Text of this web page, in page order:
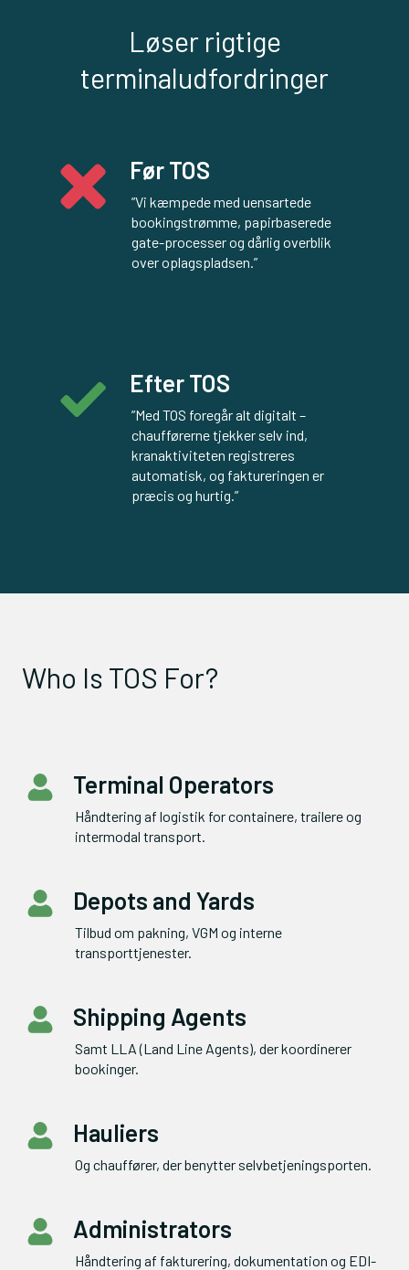
Løser rigtige
terminaludfordringer
Før TOS
”Vi kæmpede med uensartede
bookingstrømme, papirbaserede
gate-processer og dårlig overblik
over oplagspladsen.”
Efter TOS
”Med TOS foregår alt digitalt –
chaufførerne tjekker selv ind,
kranaktiviteten registreres
automatisk, og faktureringen er
præcis og hurtig.”
Who Is TOS For?
Terminal Operators
Håndtering af logistik for containere, trailere og
intermodal transport.
Depots and Yards
Tilbud om pakning, VGM og interne
transporttjenester.
Shipping Agents
Samt LLA (Land Line Agents), der koordinerer
bookinger.
Hauliers
Og chauffører, der benytter selvbetjeningsporten.
Administrators
Håndtering af fakturering, dokumentation og EDI-